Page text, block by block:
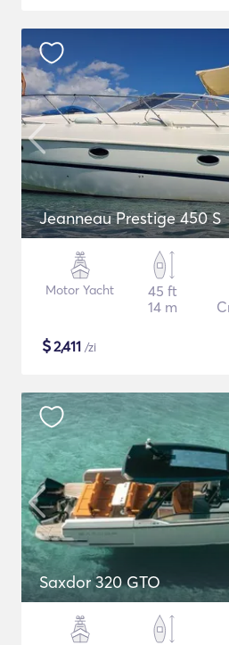
Jeanneau Prestige 450 S
Motor Yacht
45 ft
14 m
$2,411 /zi
Saxdor 320 GTO